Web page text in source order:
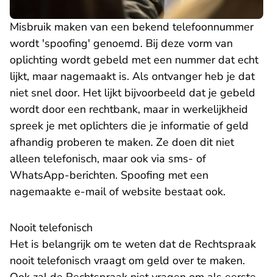
Misbruik maken van een bekend telefoonnummer
wordt 'spoofing' genoemd. Bij deze vorm van
oplichting wordt gebeld met een nummer dat echt
lijkt, maar nagemaakt is. Als ontvanger heb je dat
niet snel door. Het lijkt bijvoorbeeld dat je gebeld
wordt door een rechtbank, maar in werkelijkheid
spreek je met oplichters die je informatie of geld
afhandig proberen te maken. Ze doen dit niet
alleen telefonisch, maar ook via sms- of
WhatsApp-berichten. Spoofing met een
nagemaakte e-mail of website bestaat ook.
Nooit telefonisch
Het is belangrijk om te weten dat de Rechtspraak
nooit telefonisch vraagt om geld over te maken.